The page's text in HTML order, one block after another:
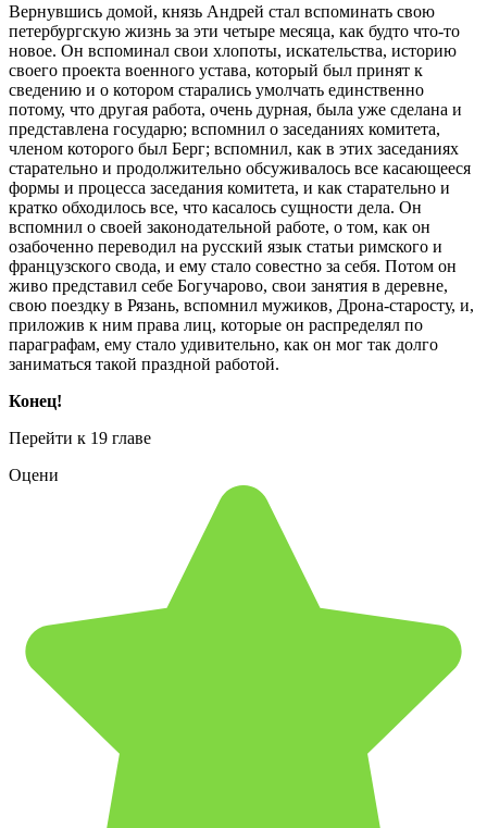
Вернувшись домой, князь Андрей стал вспоминать свою
петербургскую жизнь за эти четыре месяца, как будто что-то
новое. Он вспоминал свои хлопоты, искательства, историю
своего проекта военного устава, который был принят к
сведению и о котором старались умолчать единственно
потому, что другая работа, очень дурная, была уже сделана и
представлена государю; вспомнил о заседаниях комитета,
членом которого был Берг; вспомнил, как в этих заседаниях
старательно и продолжительно обсуживалось все касающееся
формы и процесса заседания комитета, и как старательно и
кратко обходилось все, что касалось сущности дела. Он
вспомнил о своей законодательной работе, о том, как он
озабоченно переводил на русский язык статьи римского и
французского свода, и ему стало совестно за себя. Потом он
живо представил себе Богучарово, свои занятия в деревне,
свою поездку в Рязань, вспомнил мужиков, Дрона-старосту, и,
приложив к ним права лиц, которые он распределял по
параграфам, ему стало удивительно, как он мог так долго
заниматься такой праздной работой.
Конец!
Перейти к 19 главе
Оцени